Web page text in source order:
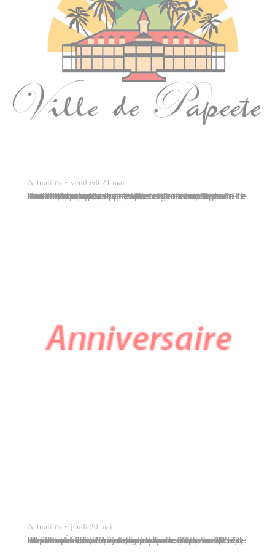
Actualités vendredi 21 mai
Le conseil municipal de Papeete s’est réuni le jeudi 20 mai 2021, jour du cent trente et unième anniversaire de la commune, sous la présidence du maire, Michel Buillard, et dans le respect des règles sanitaires. Parmi les décisions prises lors de cette séance. Rénovation du plateau sportif de Tamarii no Tipaerui Le conseil municipal…
Actualités jeudi 20 mai
Le 20 mai 1890, le président de la Troisième République Sadi Carnot signait le décret de création de la commune de Papeete, la première à être instituée dans les Établissements Français de l’Océanie (EFO, ancien nom de la Polynésie française jusqu’en 1957). Elle fête donc son 131e anniversaire. Papeete tire son nom de la terre…